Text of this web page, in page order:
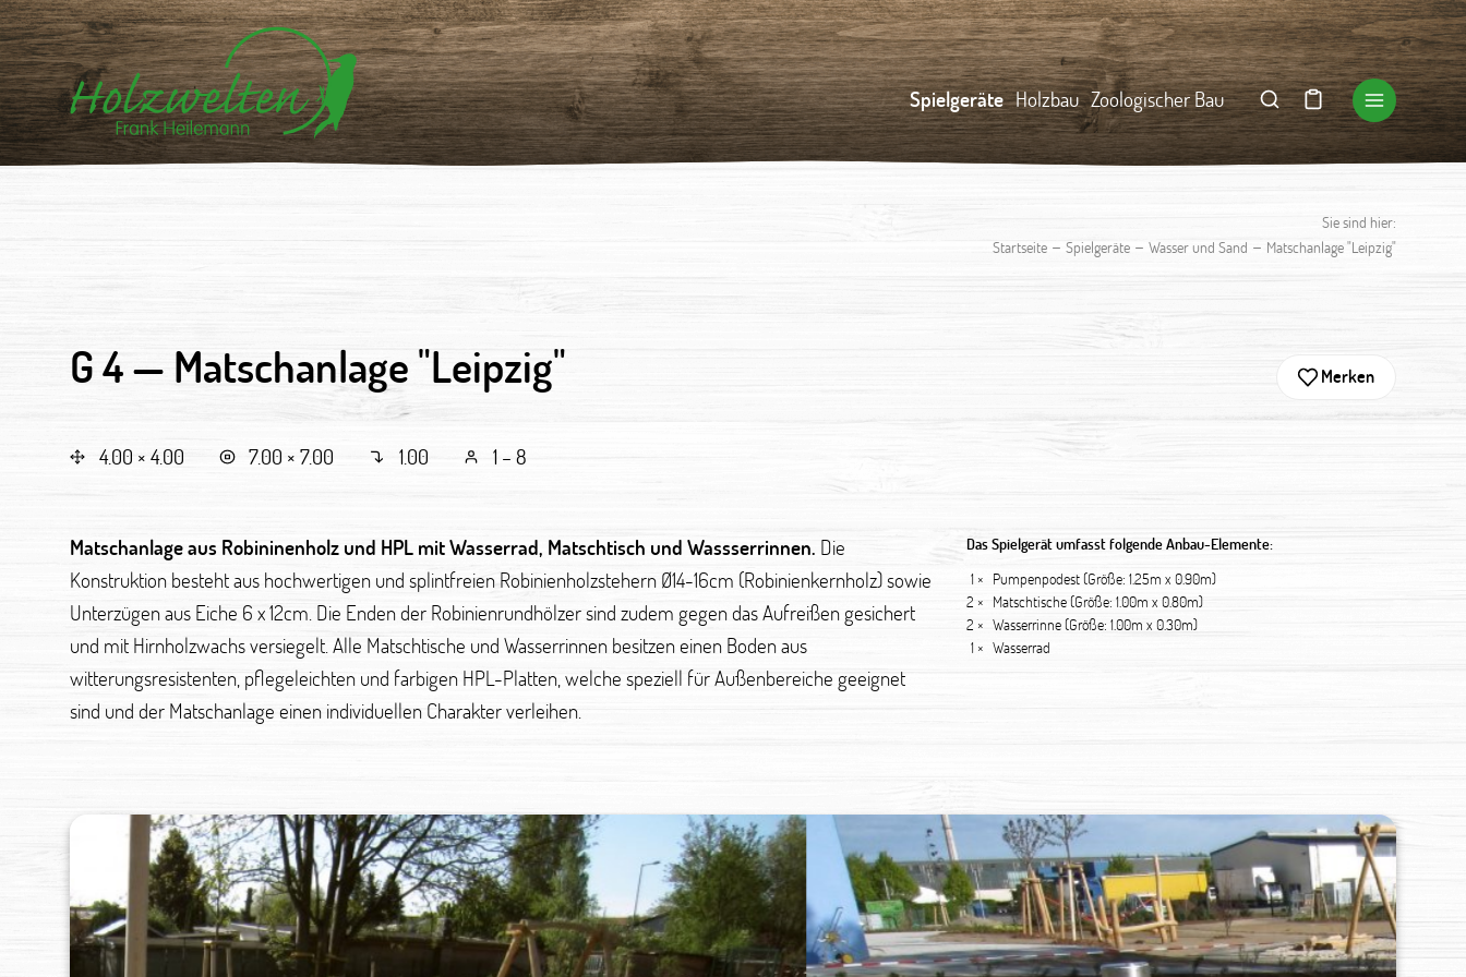
Spielgeräte Holzbau Zoologischer Bau
Sie sind hier:
Startseite – Spielgeräte – Wasser und Sand – Matschanlage "Leipzig"
G 4 — Matschanlage "Leipzig" Merken
4.00 × 4.00 7.00 × 7.00 1.00 1 – 8
Matschanlage aus Robininenholz und HPL mit Wasserrad, Matschtisch und Wassserrinnen. Die
Konstruktion besteht aus hochwertigen und splintfreien Robinienholzstehern Ø14-16cm (Robinienkernholz) sowie
Unterzügen aus Eiche 6 x 12cm. Die Enden der Robinienrundhölzer sind zudem gegen das Aufreißen gesichert
und mit Hirnholzwachs versiegelt. Alle Matschtische und Wasserrinnen besitzen einen Boden aus
witterungsresistenten, pflegeleichten und farbigen HPL-Platten, welche speziell für Außenbereiche geeignet
sind und der Matschanlage einen individuellen Charakter verleihen.
Das Spielgerät umfasst folgende Anbau-Elemente:
1 × Pumpenpodest (Größe: 1.25m x 0.90m)
2 × Matschtische (Größe: 1.00m x 0.80m)
2 × Wasserrinne (Größe: 1.00m x 0.30m)
1 × Wasserrad